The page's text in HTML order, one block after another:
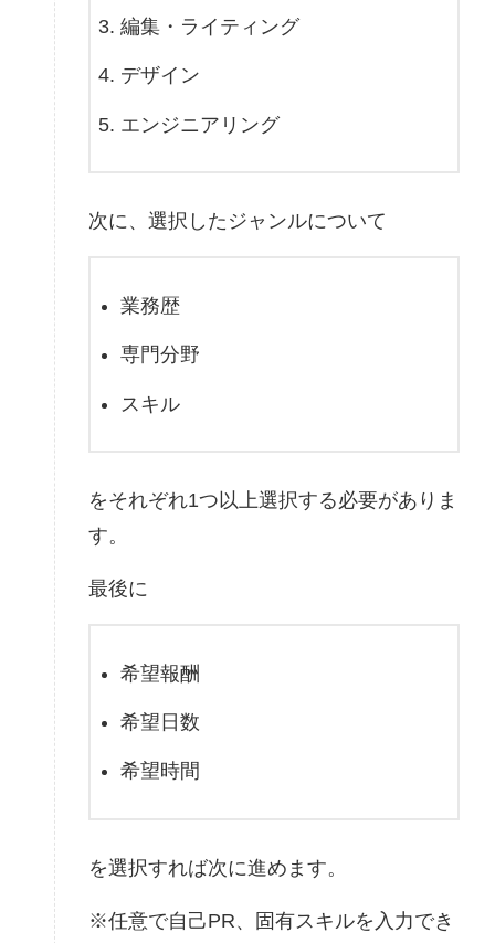
編集・ライティング
デザイン
エンジニアリング
次に、選択したジャンルについて
業務歴
専門分野
スキル
をそれぞれ1つ以上選択する必要がありま
す。
最後に
希望報酬
希望日数
希望時間
を選択すれば次に進めます。
※任意で自己PR、固有スキルを入力でき